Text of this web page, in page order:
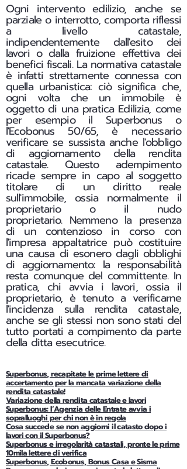
Ogni intervento edilizio, anche se
parziale o interrotto, comporta riflessi
a livello catastale,
indipendentemente dall'esito dei
lavori o dalla fruizione effettiva dei
benefici fiscali. La normativa catastale
è infatti strettamente connessa con
quella urbanistica: ciò significa che,
ogni volta che un immobile è
oggetto di una pratica Edilizia, come
per esempio il Superbonus o
l'Ecobonus 50/65, è necessario
verificare se sussista anche l'obbligo
di aggiornamento della rendita
catastale. Questo adempimento
ricade sempre in capo al soggetto
titolare di un diritto reale
sull'immobile, ossia normalmente il
proprietario o il nudo
proprietario. Nemmeno la presenza
di un contenzioso in corso con
l'impresa appaltatrice può costituire
una causa di esonero dagli obblighi
di aggiornamento: la responsabilità
resta comunque del committente. In
pratica, chi avvia i lavori, ossia il
proprietario, è tenuto a verificarne
l'incidenza sulla rendita catastale,
anche se gli stessi non sono stati del
tutto portati a compimento da parte
della ditta esecutrice.
Superbonus, recapitate le prime lettere di
accertamento per la mancata variazione della
rendita catastale!
Variazione della rendita catastale e lavori
Superbonus: l’Agenzia delle Entrate avvia i
sopralluoghi per chi non è in regola
Cosa succede se non aggiorni il catasto dopo i
lavori con il Superbonus?
Superbonus e irregolarità catastali, pronte le prime
10mila lettere di verifica
Superbonus, Ecobonus, Bonus Casa e Sisma